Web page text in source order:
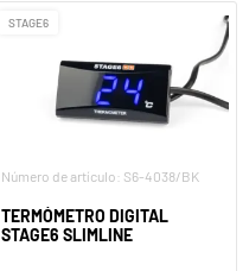
STAGE6
Número de artículo: S6-4038/BK
TERMÓMETRO DIGITAL
STAGE6 SLIMLINE